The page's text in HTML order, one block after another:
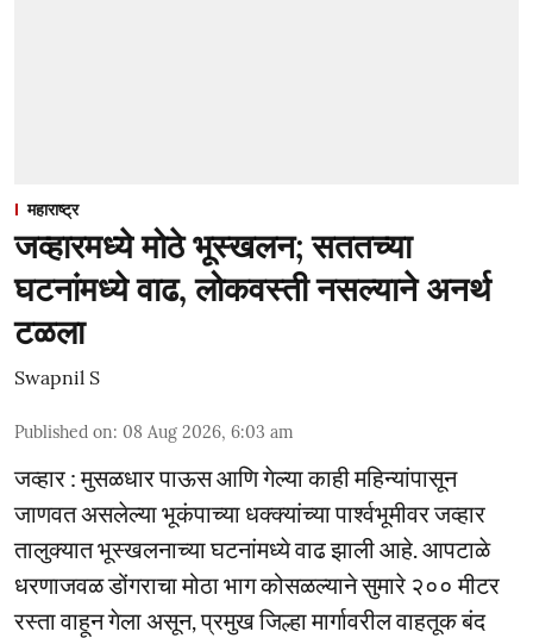
महाराष्ट्र
जव्हारमध्ये मोठे भूस्खलन; सततच्या
घटनांमध्ये वाढ, लोकवस्ती नसल्याने अनर्थ
टळला
Swapnil S
Published on: 08 Aug 2026, 6:03 am
जव्हार : मुसळधार पाऊस आणि गेल्या काही महिन्यांपासून
जाणवत असलेल्या भूकंपाच्या धक्क्यांच्या पार्श्वभूमीवर जव्हार
तालुक्यात भूस्खलनाच्या घटनांमध्ये वाढ झाली आहे. आपटाळे
धरणाजवळ डोंगराचा मोठा भाग कोसळल्याने सुमारे २०० मीटर
रस्ता वाहून गेला असून, प्रमुख जिल्हा मार्गावरील वाहतूक बंद